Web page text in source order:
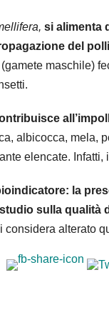
si alimenta
del
maschile)
albicocca, mela,
elencate.
la
sulla qualità
alterato